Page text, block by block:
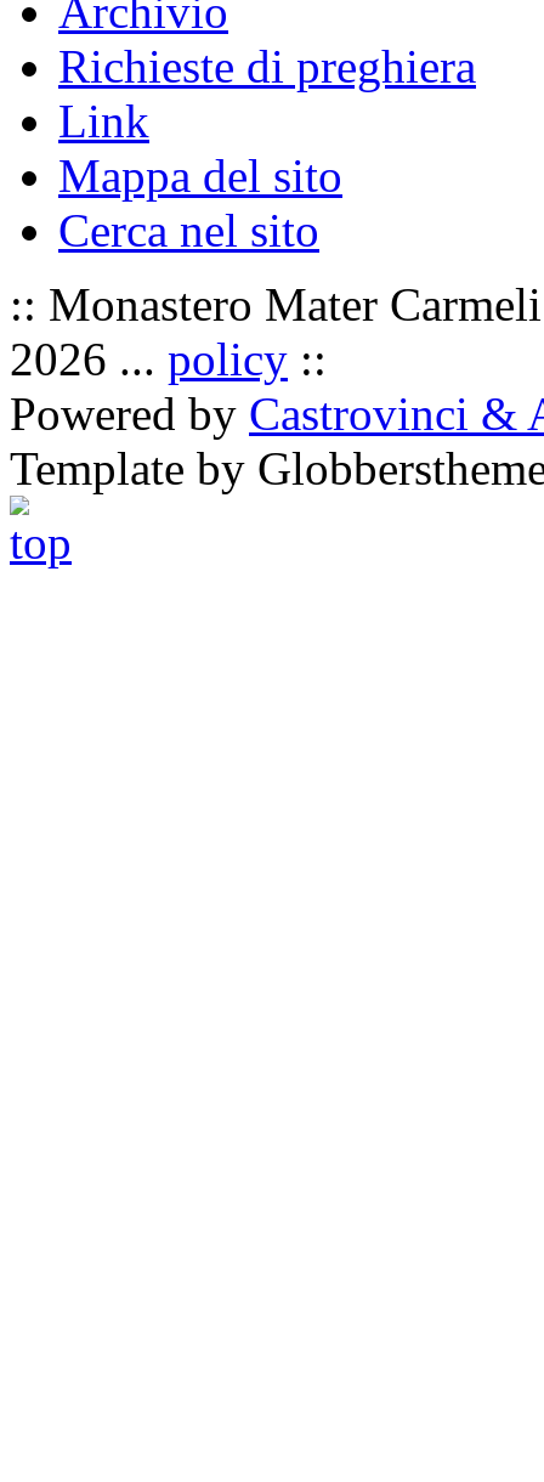
Archivio
Richieste di preghiera
Link
Mappa del sito
Cerca nel sito
:: Monastero Mater
2026 ... policy ::
Powered by Castrovinci &
Template by